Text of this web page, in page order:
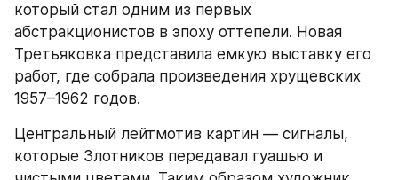
который стал одним из первых
абстракционистов в эпоху оттепели. Новая
Третьяковка представила емкую выставку его
работ, где собрала произведения хрущевских
1957–1962 годов.
Центральный лейтмотив картин — сигналы,
которые Злотников передавал гуашью и